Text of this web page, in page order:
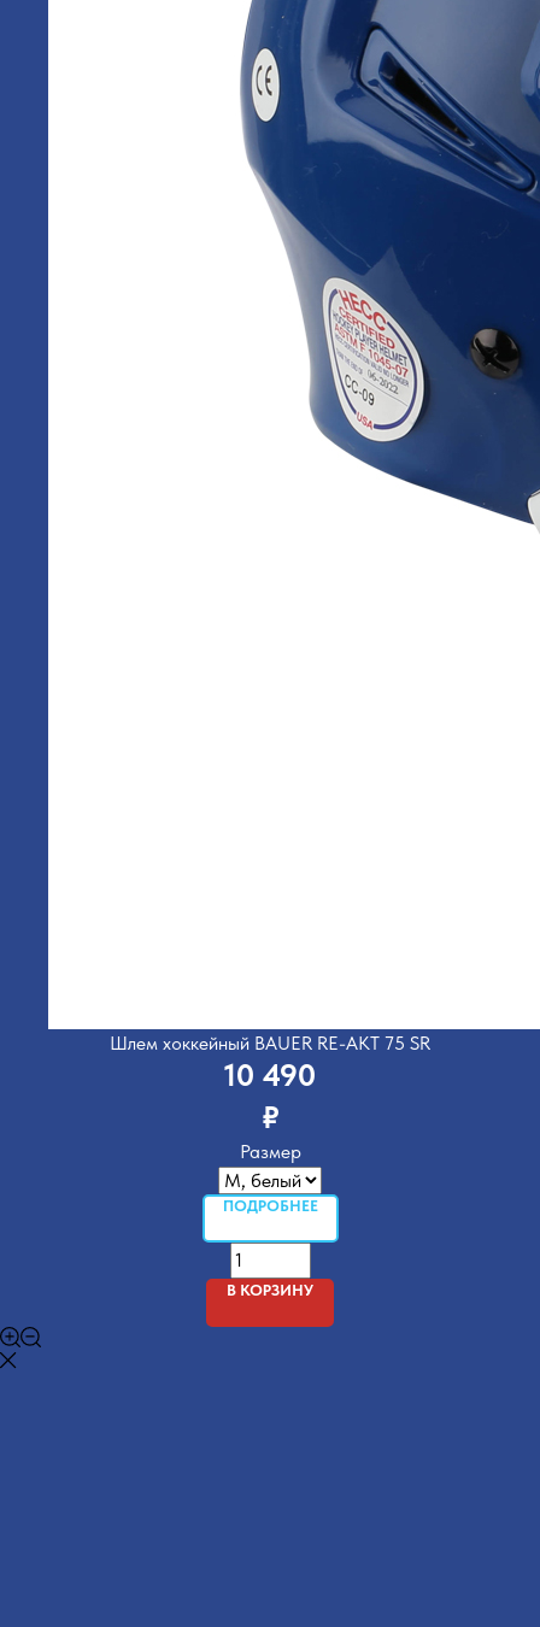
Шлем хоккейный BAUER RE-AKT 75 SR
10 490
₽
Размер
ПОДРОБНЕЕ
В КОРЗИНУ